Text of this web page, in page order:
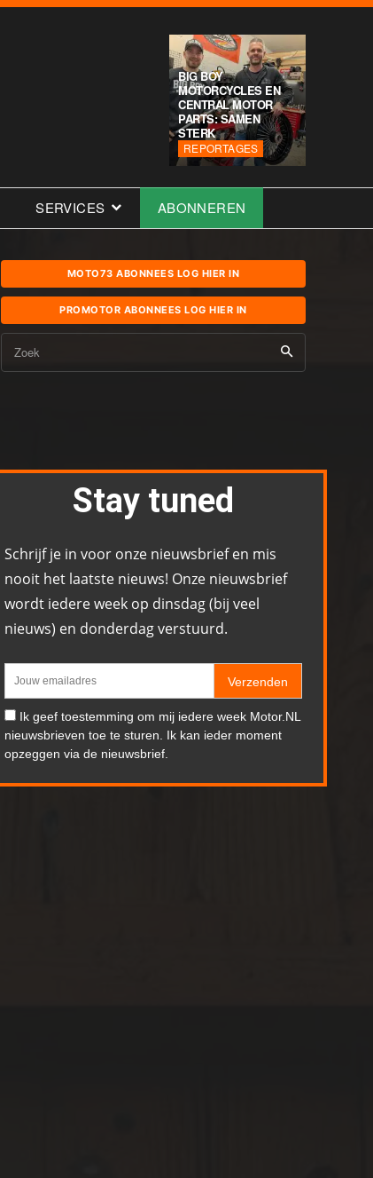
BIG BOY
MOTORCYCLES EN
CENTRAL MOTOR
PARTS: SAMEN
STERK
REPORTAGES
SERVICES ABONNEREN
MOTO73 ABONNEES LOG HIER IN
PROMOTOR ABONNEES LOG HIER IN
Zoek
Stay tuned
Schrijf je in voor onze nieuwsbrief en mis
nooit het laatste nieuws! Onze nieuwsbrief
wordt iedere week op dinsdag (bij veel
nieuws) en donderdag verstuurd.
Verzenden
Ik geef toestemming om mij iedere week Motor.NL
nieuwsbrieven toe te sturen. Ik kan ieder moment
opzeggen via de nieuwsbrief.